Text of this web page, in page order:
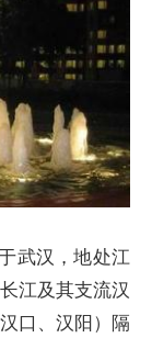
武汉，地处江
江及其支流汉
口、汉阳）隔